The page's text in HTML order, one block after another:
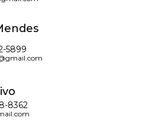
5899
8362